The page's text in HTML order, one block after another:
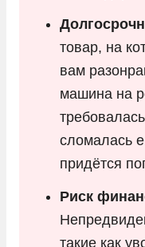
товар, на
вам
машина на
сломалась
придётся
Риск
такие как